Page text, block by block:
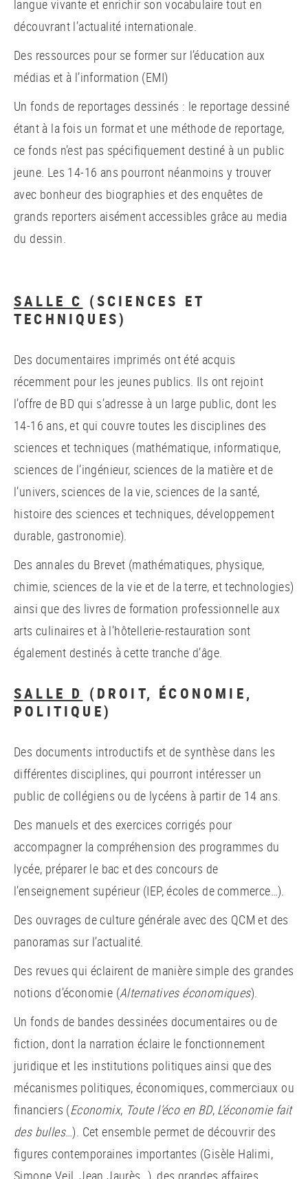
langue vivante et enrichir son vocabulaire tout en
découvrant l’actualité internationale.
Des ressources pour se former sur l’éducation aux
médias et à l’information (EMI)
Un fonds de reportages dessinés : le reportage dessiné
étant à la fois un format et une méthode de reportage,
ce fonds n’est pas spécifiquement destiné à un public
jeune. Les 14-16 ans pourront néanmoins y trouver
avec bonheur des biographies et des enquêtes de
grands reporters aisément accessibles grâce au media
du dessin.
SALLE C (SCIENCES ET
TECHNIQUES)
Des documentaires imprimés ont été acquis
récemment pour les jeunes publics. Ils ont rejoint
l’offre de BD qui s’adresse à un large public, dont les
14-16 ans, et qui couvre toutes les disciplines des
sciences et techniques (mathématique, informatique,
sciences de l’ingénieur, sciences de la matière et de
l’univers, sciences de la vie, sciences de la santé,
histoire des sciences et techniques, développement
durable, gastronomie).
Des annales du Brevet (mathématiques, physique,
chimie, sciences de la vie et de la terre, et technologies)
ainsi que des livres de formation professionnelle aux
arts culinaires et à l’hôtellerie-restauration sont
également destinés à cette tranche d’âge.
SALLE D (DROIT, ÉCONOMIE,
POLITIQUE)
Des documents introductifs et de synthèse dans les
différentes disciplines, qui pourront intéresser un
public de collégiens ou de lycéens à partir de 14 ans.
Des manuels et des exercices corrigés pour
accompagner la compréhension des programmes du
lycée, préparer le bac et des concours de
l’enseignement supérieur (IEP, écoles de commerce…).
Des ouvrages de culture générale avec des QCM et des
panoramas sur l’actualité.
Des revues qui éclairent de manière simple des grandes
notions d’économie (Alternatives économiques).
Un fonds de bandes dessinées documentaires ou de
fiction, dont la narration éclaire le fonctionnement
juridique et les institutions politiques ainsi que des
mécanismes politiques, économiques, commerciaux ou
financiers (Economix, Toute l’éco en BD, L’économie fait
des bulles…). Cet ensemble permet de découvrir des
figures contemporaines importantes (Gisèle Halimi,